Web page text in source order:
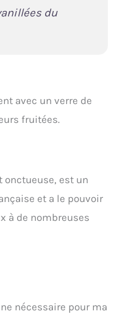
du
avec un verre de
fruitées.
onctueuse, est un
et a le pouvoir
à de nombreuses
nécessaire pour ma